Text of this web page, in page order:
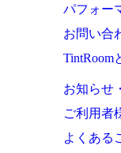
パフォー
お問い合
TintRoom
お知らせ
ご利用者
よくある